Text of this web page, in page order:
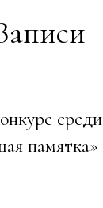
среди
памятка»